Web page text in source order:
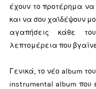
έχουν το προτέρημα
και να σου χαϊδέψουν
αγαπήσεις κάθε
λεπτομέρεια που
Γενικά, το νέο album
instrumental album που